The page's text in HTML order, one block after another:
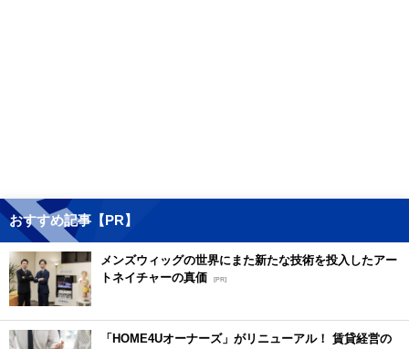
おすすめ記事【PR】
メンズウィッグの世界にまた新たな技術を投入したアー
トネイチャーの真価
[PR]
「HOME4Uオーナーズ」がリニューアル！ 賃貸経営の